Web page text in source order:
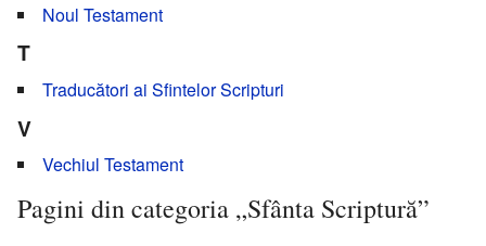
Noul Testament
T
Traducători ai Sfintelor Scripturi
V
Vechiul Testament
Pagini din categoria „Sfânta Scriptură”